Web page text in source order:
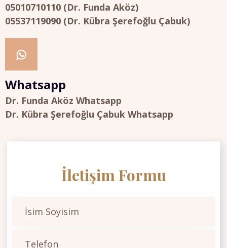
05010710110 (Dr. Funda Aköz)
05537119090 (Dr. Kübra Şerefoğlu Çabuk)
Whatsapp
Dr. Funda Aköz Whatsapp
Dr. Kübra Şerefoğlu Çabuk Whatsapp
İletişim Formu